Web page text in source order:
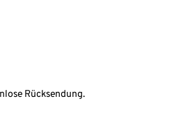
Rücksendung.